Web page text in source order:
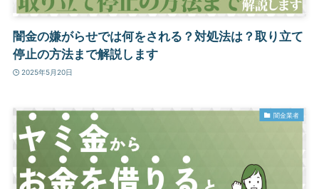
闇金の嫌がらせでは何をされる？対処法は？取り立て
停止の方法まで解説します
2025年5月20日
闇金業者